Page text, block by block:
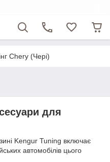
Chery (Чері)
для
Kengur Tuning включає
автомобілів цього